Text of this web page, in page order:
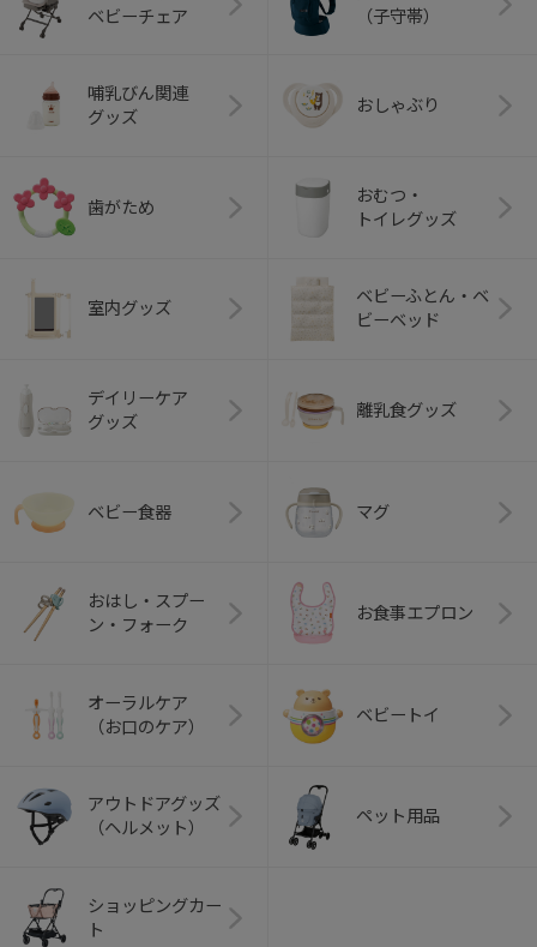
ベビーチェア
（子守帯）
哺乳びん関連
グッズ
おしゃぶり
歯がため
おむつ・
トイレグッズ
室内グッズ
ベビーふとん・ベ
ビーベッド
デイリーケア
グッズ
離乳食グッズ
ベビー食器 マグ
おはし・スプー
ン・フォーク
お食事エプロン
オーラルケア
（お口のケア）
ベビートイ
アウトドアグッズ
（ヘルメット）
ペット用品
ショッピングカー
ト